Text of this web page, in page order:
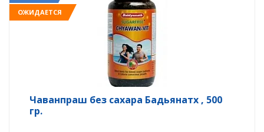
ОЖИДАЕТСЯ
Чаванпраш без сахара Бадьянатх , 500
гр.